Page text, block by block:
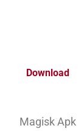
Download
Magisk Apk